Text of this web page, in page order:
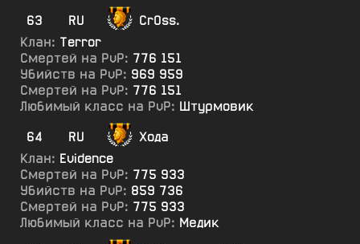
63
RU
CrOss.
Клан: Terror
Смертей на PvP: 776 151
Убийств на PvP: 969 959
Смертей на PvP: 776 151
Любимый класс на PvP: Штурмовик
64
RU
Хода
Клан: Evidence
Смертей на PvP: 775 933
Убийств на PvP: 859 736
Смертей на PvP: 775 933
Любимый класс на PvP: Медик